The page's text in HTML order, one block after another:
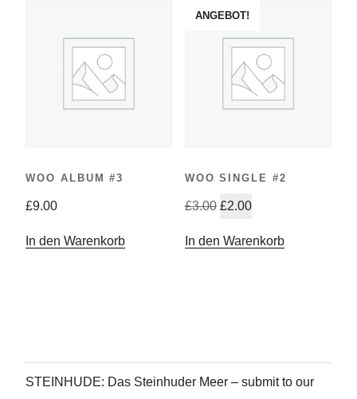
WOO ALBUM #3
£9.00
In den Warenkorb
ANGEBOT!
WOO SINGLE #2
£3.00 Ursprünglicher
£2.00Aktueller
In den Warenkorb
STEINHUDE: Das Steinhuder Meer – submit to our